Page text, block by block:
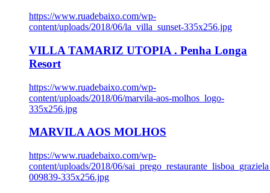
https://www.ruadebaixo.com/wp-
content/uploads/2018/06/la_villa_sunset-335x256.jpg
VILLA TAMARIZ UTOPIA . Penha Longa
Resort
https://www.ruadebaixo.com/wp-
content/uploads/2018/06/marvila-aos-molhos_logo-
335x256.jpg
MARVILA AOS MOLHOS
https://www.ruadebaixo.com/wp-
content/uploads/2018/06/
009839-335x256.jpg